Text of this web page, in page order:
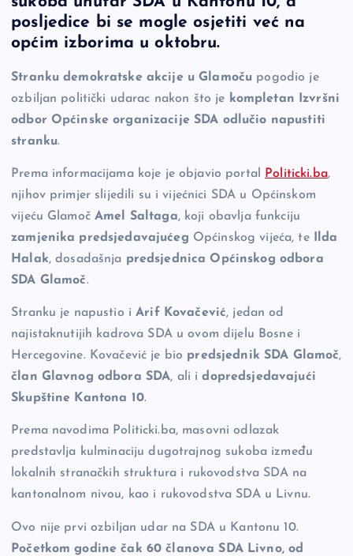
b
o
o
k
Li
n
k
g
er
posljedice bi se mogle osjetiti već na
općim izborima u oktobru.
Stranku demokratske akcije u Glamoču pogodio je
ozbiljan politički udarac nakon što je kompletan Izvršni
odbor Općinske organizacije SDA odlučio napustiti
stranku.
Prema informacijama koje je objavio portal Politicki.ba,
njihov primjer slijedili su i vijećnici SDA u Općinskom
vijeću GlamočAmel Saltaga, koji obavlja funkciju
zamjenika predsjedavajućeg Općinskog vijeća, te Ilda
Halak, dosadašnja predsjednica Općinskog odbora
SDA Glamoč.
Stranku je napustio iArif Kovačević, jedan od
najistaknutijih kadrova SDA u ovom dijelu Bosne i
Hercegovine. Kovačević je bio predsjednik SDA Glamoč,
član Glavnog odbora SDA, ali idopredsjedavajući
Skupštine Kantona 10.
Prema navodima Politicki.ba, masovni odlazak
predstavlja kulminaciju dugotrajnog sukoba između
lokalnih stranačkih struktura i rukovodstva SDA na
kantonalnom nivou, kao i rukovodstva SDA u Livnu.
Ovo nije prvi ozbiljan udar na SDA u Kantonu 10.
Početkom godine čak 60 članova SDA Livno, od